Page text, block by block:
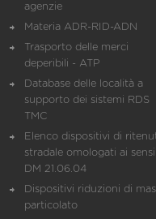
agenzie
Materia ADR-RID-ADN
Trasporto delle merci
deperibili - ATP
Database delle località a
supporto dei sistemi RDS
TMC
Elenco dispositivi di
stradale omologati ai sensi
DM 21.06.04
Dispositivi riduzioni di
particolato